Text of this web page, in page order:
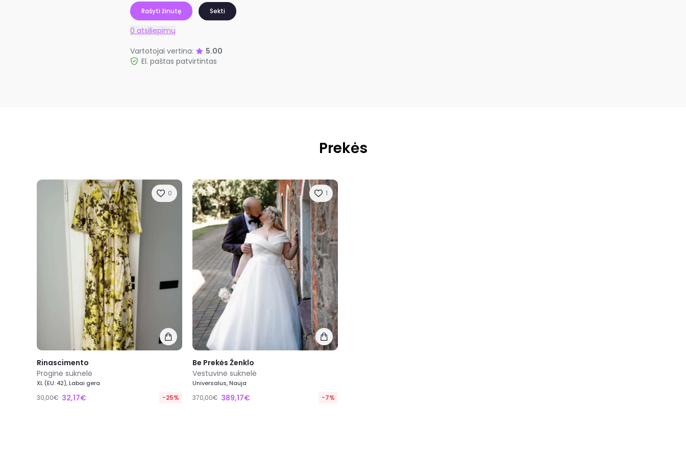
Rašyti žinutę Sekti
0 atsiliepimų
Vartotojai vertina:
5.00
El. paštas patvirtintas
Prekės
0
Rinascimento
Proginė suknelė
XL (EU: 42), Labai gera
30,00€ 32,17€ -25%
1
Be Prekės Ženklo
Vestuvinė suknelė
Universalus, Nauja
370,00€ 389,17€ -7%